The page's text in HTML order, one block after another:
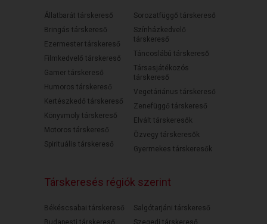
Állatbarát társkereső
Bringás társkereső
Ezermester társkereső
Filmkedvelő társkereső
Gamer társkereső
Humoros társkereső
Kertészkedő társkereső
Könyvmoly társkereső
Motoros társkereső
Spirituális társkereső
Sorozatfüggő társkereső
Színházkedvelő
társkereső
Táncoslábú társkereső
Társasjátékozós
társkereső
Vegetáriánus társkereső
Zenefüggő társkereső
Elvált társkeresők
Özvegy társkeresők
Gyermekes társkeresők
Társkeresés régiók szerint
Békéscsabai társkereső
Salgótarjáni társkereső